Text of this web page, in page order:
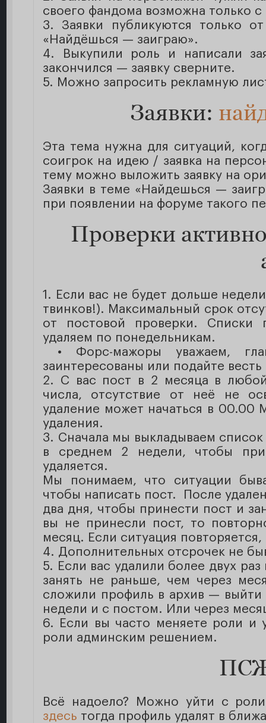
своего фандома возможна только
3. Заявки публикуются только
«Найдёшься — заиграю».
4. Выкупили роль и написали
закончился — заявку сверните.
5. Можно запросить рекламную
Заявки:
Эта тема нужна для ситуаций,
соигрок на идею / заявка на
тему можно выложить заявку на
Заявки в теме «Найдешься —
при появлении на форуме такого
Проверки
1. Если вас не будет дольше
твинков!). Максимальный срок
от постовой проверки. Списки
удаляем по понедельникам.
• Форс-мажоры уважаем,
заинтересованы или подайте
2. С вас пост в 2 месяца в любой
числа, отсутствие от неё не
удаление может начаться в
удаления.
3. Сначала мы выкладываем список
в среднем 2 недели, чтобы
удаляется.
Мы понимаем, что ситуации
чтобы написать пост. После
два дня, чтобы принести пост и
вы не принесли пост, то
месяц. Если ситуация
4. Дополнительных отсрочек не
5. Если вас удалили более двух
занять не раньше, чем через
сложили профиль в архив —
недели и с постом. Или через
6. Если вы часто меняете роли и
роли админским решением.
Всё надоело? Можно уйти с
здесь тогда профиль удалят в